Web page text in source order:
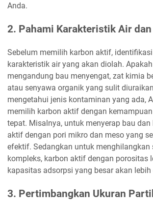
Anda.
2. Pahami Karakteristik Air
Sebelum memilih karbon aktif,
karakteristik air yang akan diolah.
mengandung bau menyengat, zat kimia
atau senyawa organik yang sulit
mengetahui jenis kontaminan yang ada,
memilih karbon aktif dengan
tepat. Misalnya, untuk menyerap bau dan
aktif dengan pori mikro dan meso yang
efektif. Sedangkan untuk menghilangkan
kompleks, karbon aktif dengan porositas
kapasitas adsorpsi yang besar akan lebih
3. Pertimbangkan Ukuran